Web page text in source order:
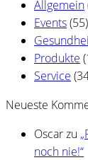
Allgemein
Events(55)
Produkte
Service
Neueste
Oscarzu
noch nie!“